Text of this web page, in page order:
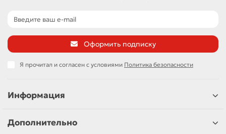
Оформить подписку
Я прочитал и согласен с условиями Политика безопасности
Информация
Дополнительно